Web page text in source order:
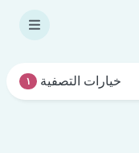
خيارات التصفية ١